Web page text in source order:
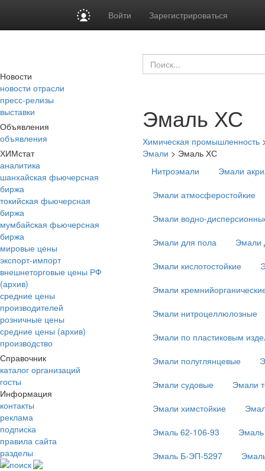
Войти Зарегистрироваться
Новости
новости отрасли
пресс-релизы
выставки
Объявления
объявления
ХИМстат
аналитика
шанхайская фьючерсная
биржа
токийская фьючерсная
биржа
мумбайская фьючерсная
биржа
мировые цены
экспорт-импорт
внешнеторговые цены РФ
(архив)
средние цены
производителей
розничные цены
средние цены (архив)
производство
Справочник
каталог организаций
госты
Информация
контакты
реклама
подписка
правила сайта
разделы
поиск
Эмаль ХС
Химическая промышленность
Эмали > Эмаль ХС
Нитроэмали
Эмали
Эмали атмосферостойкие
Эмали водно-
Эмали для пола
Эмали
Эмали кислотостойкие
Эмали
Эмали нитроцеллюлозные
Эмали по пластиковым
Эмали полуглянцевые
Эмали судовые
Эмали
Эмали химстойкие
Эмаль 62-106-93
Эмаль Б-ЭП-5297